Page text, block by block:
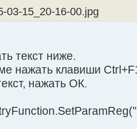
03-15_20-16-00.jpg
текст ниже.
нажать клавиши
нажать ОК.